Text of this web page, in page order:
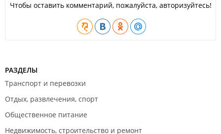
Чтобы оставить комментарий, пожалуйста, авторизуйтесь!
РАЗДЕЛЫ
Транспорт и перевозки
Отдых, развлечения, спорт
Общественное питание
Недвижимость, строительство и ремонт